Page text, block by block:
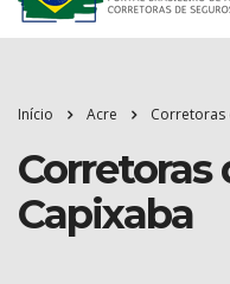
Início Acre Corretoras
Corretoras
Capixaba